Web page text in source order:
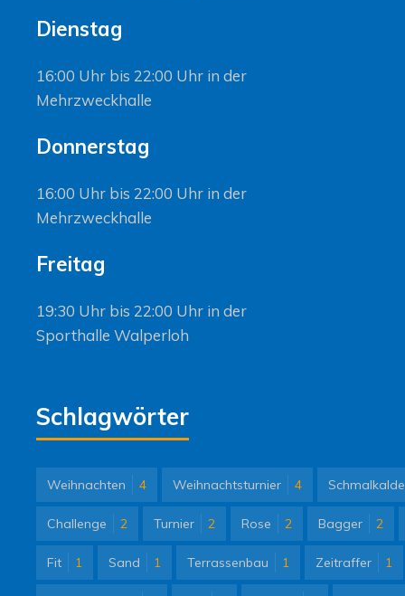
Dienstag
16:00 Uhr bis 22:00 Uhr in der
Mehrzweckhalle
Donnerstag
16:00 Uhr bis 22:00 Uhr in der
Mehrzweckhalle
Freitag
19:30 Uhr bis 22:00 Uhr in der
Sporthalle Walperloh
Schlagwörter
Weihnachten 4 Weihnachtsturnier 4
Challenge 2 Turnier 2 Rose 2 Bagger 2
Fit 1 Sand 1 Terrassenbau 1 Zeitraffer 1